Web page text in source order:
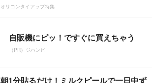
オリコンタイアップ特集
自販機にピッ！ですぐに買えちゃう
（PR）ジハンピ
朝1分貼るだけ！ミルクピールで一日中ず